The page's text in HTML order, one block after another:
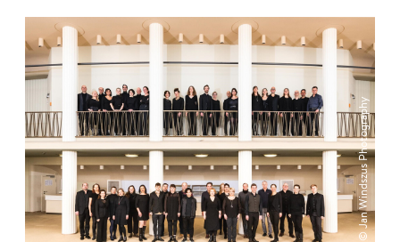
© Jan Windszus Photography